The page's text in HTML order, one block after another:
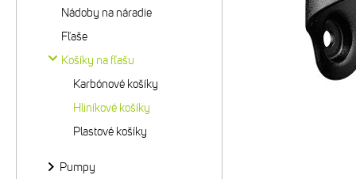
Nádoby na náradie
Fľaše
Košíky na fľašu
Karbónové košíky
Hliníkové košíky
Plastové košíky
Pumpy